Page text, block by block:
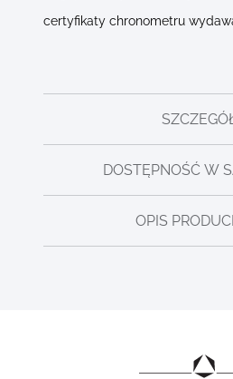
certyfikaty chronometru
DOSTĘPNOŚĆ W
OPIS